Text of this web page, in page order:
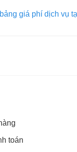
giá phí dịch vụ
toán